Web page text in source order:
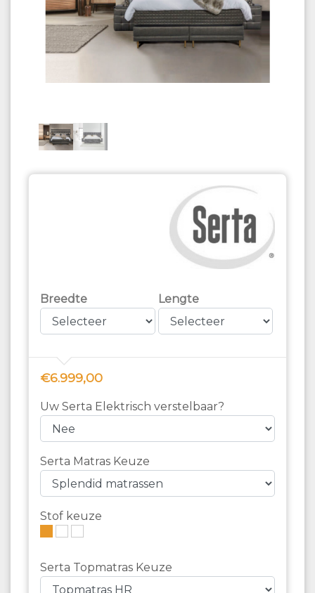
Breedte Lengte
€6.999,00
Uw Serta Elektrisch verstelbaar?
Serta Matras Keuze
Stof keuze
Serta Topmatras Keuze